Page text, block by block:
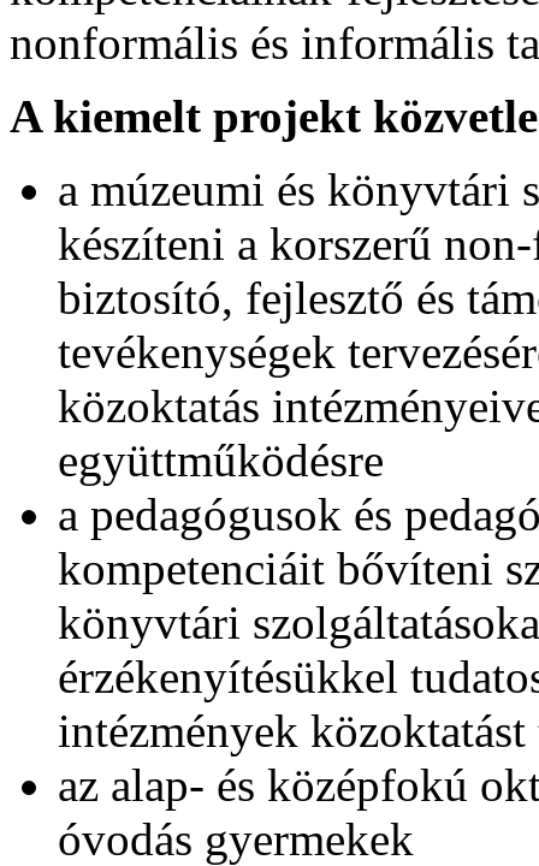
nonformális és informális
A kiemelt projekt
a múzeumi és könyvtári
készíteni a korszerű
biztosító, fejlesztő és
tevékenységek
közoktatás
együttműködésre
a pedagógusok és
kompetenciáit bővíteni
könyvtári
érzékenyítésükkel
intézmények
az alap- és középfokú
óvodás gyermekek